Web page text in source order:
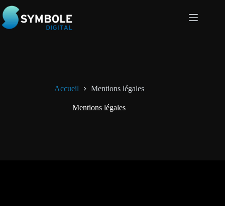
Passer
au
contenu
Accueil Mentions légales
Mentions légales